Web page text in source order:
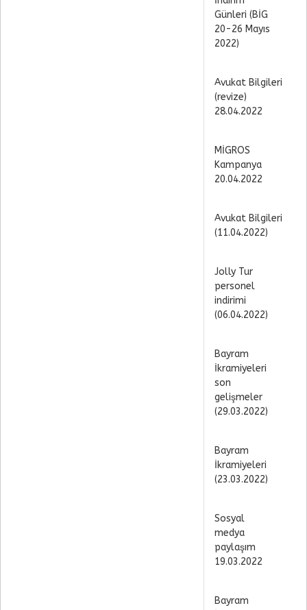
Günleri (BİG
20-26 Mayıs
2022)
Avukat Bilgileri
(revize)
28.04.2022
MİGROS
Kampanya
20.04.2022
Avukat Bilgileri
(11.04.2022)
Jolly Tur
personel
indirimi
(06.04.2022)
Bayram
İkramiyeleri
son
gelişmeler
(29.03.2022)
Bayram
İkramiyeleri
(23.03.2022)
Sosyal
medya
paylaşım
19.03.2022
Bayram